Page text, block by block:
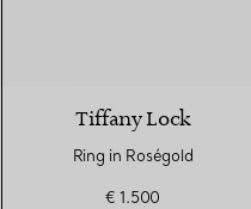
Tiffany Lock
Ring in Roségold
€ 1.500